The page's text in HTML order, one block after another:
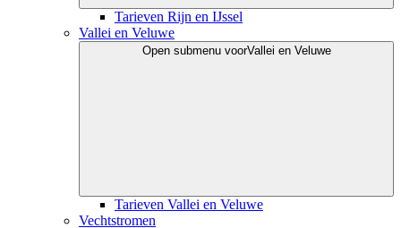
Tarieven Rijn en IJssel
Vallei en Veluwe
Open submenu voorVallei en Veluwe
Tarieven Vallei en Veluwe
Vechtstromen